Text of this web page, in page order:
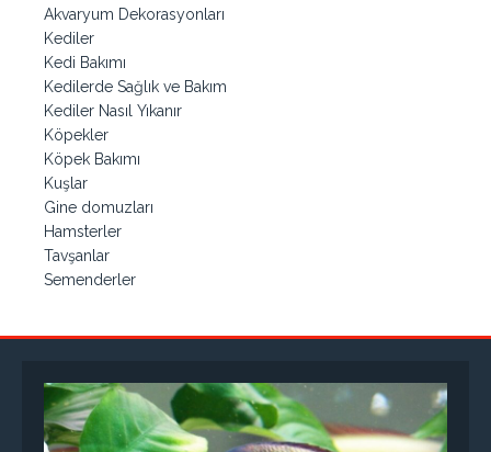
Akvaryum Dekorasyonları
Kediler
Kedi Bakımı
Kedilerde Sağlık ve Bakım
Kediler Nasıl Yıkanır
Köpekler
Köpek Bakımı
Kuşlar
Gine domuzları
Hamsterler
Tavşanlar
Semenderler